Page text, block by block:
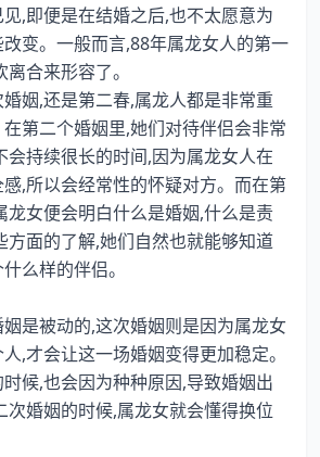
,即便是在结婚之后,也不太愿意为
变。一般而言,88年属龙女人的第一
合来形容了。
姻,还是第二春,属龙人都是非常重
第二个婚姻里,她们对待伴侣会非常
会持续很长的时间,因为属龙女人在
,所以会经常性的怀疑对方。而在第
龙女便会明白什么是婚姻,什么是责
方面的了解,她们自然也就能够知道
么样的伴侣。
是被动的,这次婚姻则是因为属龙女
,才会让这一场婚姻变得更加稳定。
候,也会因为种种原因,导致婚姻出
次婚姻的时候,属龙女就会懂得换位